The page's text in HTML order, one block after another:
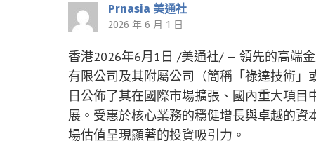
Prnasia 美通社
2026 年 6 月 1 日
香港2026年6月1日 /美通社/ — 領先的高端
有限公司及其附屬公司（簡稱「祿達技術」
日公佈了其在國際市場擴張、國內重大項
展。受惠於核心業務的穩健增長與卓越的
場估值呈現顯著的投資吸引力。